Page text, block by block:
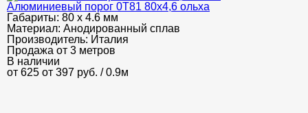
Алюминиевый порог 0Т81 80х4,6 ольха
Габариты: 80 х 4.6 мм
Материал: Анодированный сплав
Производитель: Италия
Продажа от 3 метров
В наличии
от 625 от 397 руб. / 0.9м